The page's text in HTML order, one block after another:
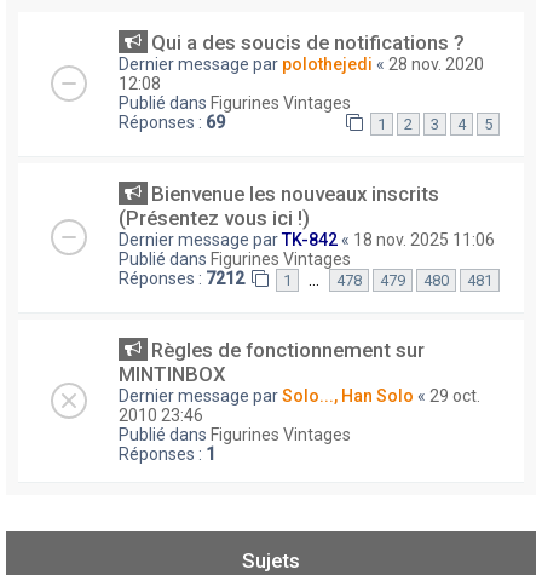
Qui a des soucis de notifications ?
Dernier message par polothejedi « 28 nov. 2020
12:08
Publié dans Figurines Vintages
Réponses : 69 1 2 3 4 5
Bienvenue les nouveaux inscrits
(Présentez vous ici !)
Dernier message parTK-842 « 18 nov. 2025 11:06
Publié dans Figurines Vintages
Réponses : 7212 1 … 478 479 480 481
Règles de fonctionnement sur
MINTINBOX
Dernier message parSolo..., Han Solo « 29 oct.
2010 23:46
Publié dans Figurines Vintages
Réponses : 1
Sujets